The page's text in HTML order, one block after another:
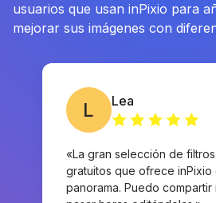
usuarios que usan inPixio para
mejorar sus imágenes con
L Lea
«La gran selección de
gratuitos que ofrece inPixio
panorama. Puedo compartir